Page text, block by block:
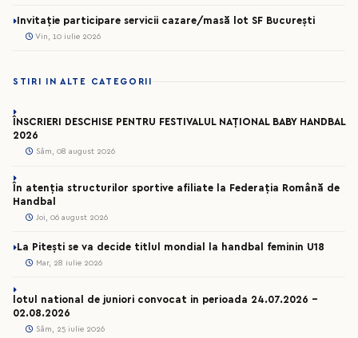
Invitație participare servicii cazare/masă lot SF București
Vin, 10 iulie 2026
STIRI IN ALTE CATEGORII
ÎNSCRIERI DESCHISE PENTRU FESTIVALUL NAȚIONAL BABY HANDBAL
2026
Sâm, 08 august 2026
În atenția structurilor sportive afiliate la Federația Română de
Handbal
Joi, 06 august 2026
La Pitești se va decide titlul mondial la handbal feminin U18
Mar, 28 iulie 2026
lotul national de juniori convocat in perioada 24.07.2026 –
02.08.2026
Sâm, 25 iulie 2026